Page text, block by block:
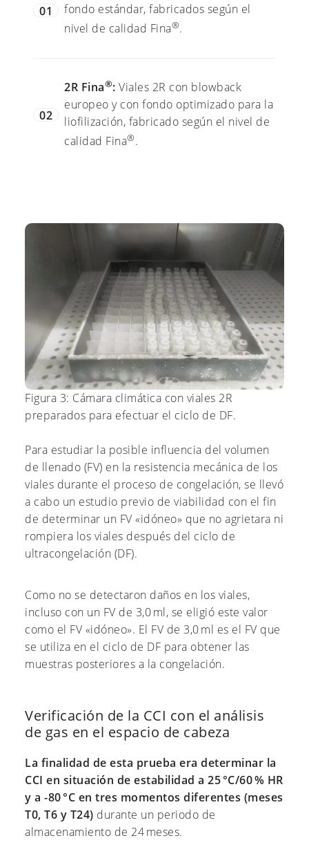
01
fondo estándar, fabricados según el
nivel de calidad Fina®.
02
2R Fina®: Viales 2R con blowback
europeo y con fondo optimizado para la
liofilización, fabricado según el nivel de
calidad Fina®.
Figura 3: Cámara climática con viales 2R
preparados para efectuar el ciclo de DF.
Para estudiar la posible influencia del volumen
de llenado (FV) en la resistencia mecánica de los
viales durante el proceso de congelación, se llevó
a cabo un estudio previo de viabilidad con el fin
de determinar un FV «idóneo» que no agrietara ni
rompiera los viales después del ciclo de
ultracongelación (DF).
Como no se detectaron daños en los viales,
incluso con un FV de 3,0 ml, se eligió este valor
como el FV «idóneo». El FV de 3,0 ml es el FV que
se utiliza en el ciclo de DF para obtener las
muestras posteriores a la congelación.
Verificación de la CCI con el análisis
de gas en el espacio de cabeza
La finalidad de esta prueba era determinar la
CCI en situación de estabilidad a 25 °C/60 % HR
y a -80 °C en tres momentos diferentes (meses
T0, T6 y T24) durante un periodo de
almacenamiento de 24 meses.